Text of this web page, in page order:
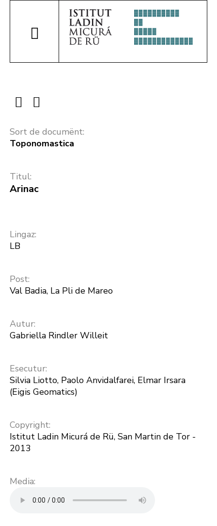
Sort de documënt:
Toponomastica
Titul:
Arinac
Lingaz:
LB
Post:
Val Badia, La Pli de Mareo
Autur:
Gabriella Rindler Willeit
Esecutur:
Silvia Liotto, Paolo Anvidalfarei, Elmar Irsara
(Eigis Geomatics)
Copyright:
Istitut Ladin Micurá de Rü, San Martin de Tor -
2013
Media: